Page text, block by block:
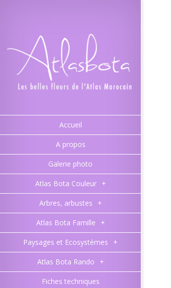
Accueil
A propos
Galerie photo
Atlas Bota Couleur +
Arbres, arbustes +
Atlas Bota Famille +
Paysages et Ecosystèmes +
Atlas Bota Rando +
Fiches techniques